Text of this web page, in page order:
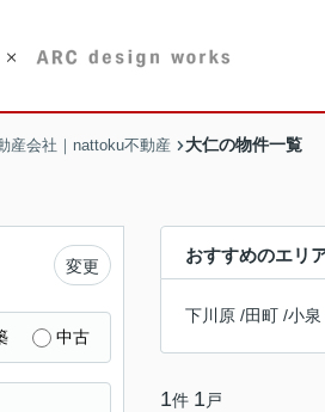
産会社｜nattoku不動産 大仁の物件一覧
おすすめのエリ
下川原 /田町 /小泉
1件 1 戸
変更
中古